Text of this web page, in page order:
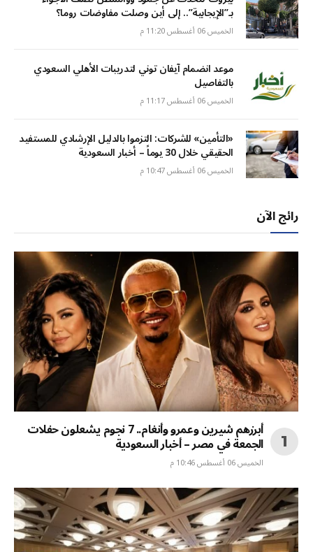
بـ”الإيجابية”.. إلى أين وصلت مفاوضات روما؟
الخميس 06 أغسطس 11:20 م
موعد انضمام آيفان توني لتدريبات الأهلي السعودي
بالتفاصيل
الخميس 06 أغسطس 11:17 م
«التأمين» للشركات: التزموا بالدليل الإرشادي للمستفيد
الحقيقي خلال 30 يوماً – أخبار السعودية
الخميس 06 أغسطس 10:47 م
رائج الآن
أبرزهم شيرين وعمرو وأنغام.. 7 نجوم يشعلون حفلات
الجمعة في مصر – أخبار السعودية
الخميس 06 أغسطس 10:46 م